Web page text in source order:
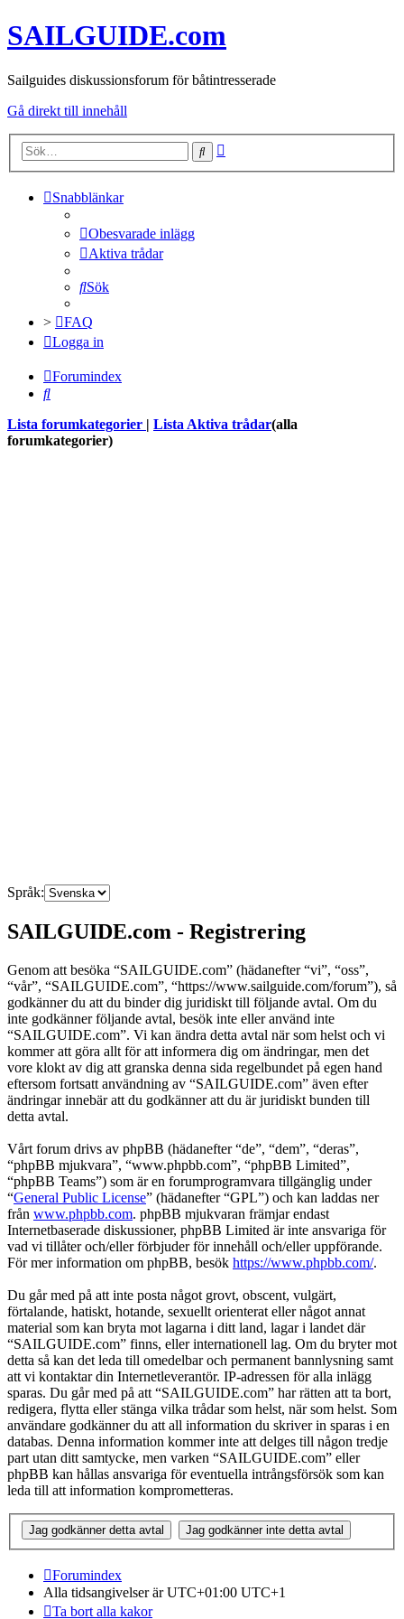
SAILGUIDE.com
Sailguides diskussionsforum för båtintresserade
Gå direkt till innehåll
Sök
Snabblänkar
Obesvarade inlägg
Aktiva trådar
Sök
>
FAQ
Logga in
Forumindex
Sök
Lista forumkategorier Lista Aktiva trådar(alla
forumkategorier)
Språk:
SAILGUIDE.com - Registrering
Genom att besöka “SAILGUIDE.com” (hädanefter “vi”, “oss”,
“vår”, “SAILGUIDE.com”, “https://www.sailguide.com/forum”), så
godkänner du att du binder dig juridiskt till följande avtal. Om du
inte godkänner följande avtal, besök inte eller använd inte
“SAILGUIDE.com”. Vi kan ändra detta avtal när som helst och vi
kommer att göra allt för att informera dig om ändringar, men det
vore klokt av dig att granska denna sida regelbundet på egen hand
eftersom fortsatt användning av “SAILGUIDE.com” även efter
ändringar innebär att du godkänner att du är juridiskt bunden till
detta avtal.
Vårt forum drivs av phpBB (hädanefter “de”, “dem”, “deras”,
“phpBB mjukvara”, “www.phpbb.com”, “phpBB Limited”,
“phpBB Teams”) som är en forumprogramvara tillgänglig under
“General Public License” (hädanefter “GPL”) och kan laddas ner
från www.phpbb.com. phpBB mjukvaran främjar endast
Internetbaserade diskussioner, phpBB Limited är inte ansvariga för
vad vi tillåter och/eller förbjuder för innehåll och/eller uppförande.
För mer information om phpBB, besök https://www.phpbb.com/.
Du går med på att inte posta något grovt, obscent, vulgärt,
förtalande, hatiskt, hotande, sexuellt orienterat eller något annat
material som kan bryta mot lagarna i ditt land, lagar i landet där
“SAILGUIDE.com” finns, eller internationell lag. Om du bryter mot
detta så kan det leda till omedelbar och permanent bannlysning samt
att vi kontaktar din Internetleverantör. IP-adressen för alla inlägg
sparas. Du går med på att “SAILGUIDE.com” har rätten att ta bort,
redigera, flytta eller stänga vilka trådar som helst, när som helst. Som
användare godkänner du att all information du skriver in sparas i en
databas. Denna information kommer inte att delges till någon tredje
part utan ditt samtycke, men varken “SAILGUIDE.com” eller
phpBB kan hållas ansvariga för eventuella intrångsförsök som kan
leda till att information komprometteras.
Forumindex
Alla tidsangivelser är UTC+01:00 UTC+1
Ta bort alla kakor